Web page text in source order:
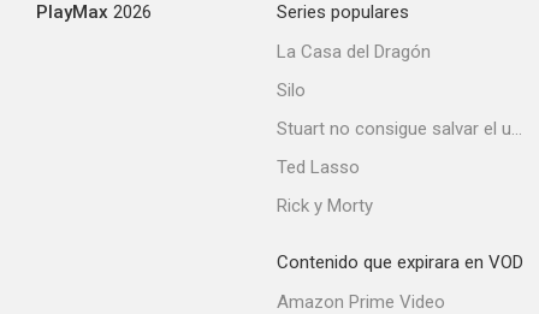
PlayMax 2026
Series populares
La Casa del Dragón
Silo
Stuart no consigue salvar el universo
Ted Lasso
Rick y Morty
Contenido que expirara en VOD
Amazon Prime Video